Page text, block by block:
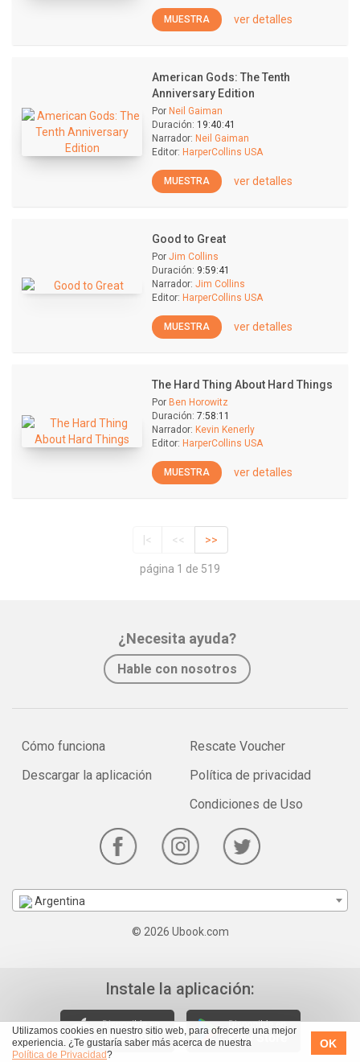
Utilizamos cookies en nuestro sitio web, para ofrecerte una mejor
experiencia. ¿Te gustaría saber más acerca de nuestra
Política de Privacidad?
OK
MUESTRA ver detalles
American Gods: The Tenth
Anniversary Edition
Por Neil Gaiman
Duración: 19:40:41
Narrador: Neil Gaiman
Editor: HarperCollins USA
MUESTRA ver detalles
Good to Great
Por Jim Collins
Duración: 9:59:41
Narrador: Jim Collins
Editor: HarperCollins USA
MUESTRA ver detalles
The Hard Thing About Hard Things
Por Ben Horowitz
Duración: 7:58:11
Narrador: Kevin Kenerly
Editor: HarperCollins USA
MUESTRA ver detalles
|< << >>
página 1 de 519
¿Necesita ayuda?
Hable con nosotros
Cómo funciona
Descargar la aplicación
Rescate Voucher
Política de privacidad
Condiciones de Uso
Argentina
© 2026 Ubook.com
Instale la aplicación: